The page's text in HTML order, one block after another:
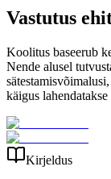
Vastutus
Koolitus baseerub
Nende alusel
käigus
Kirjeldus